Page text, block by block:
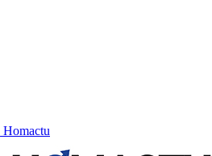
Homactu